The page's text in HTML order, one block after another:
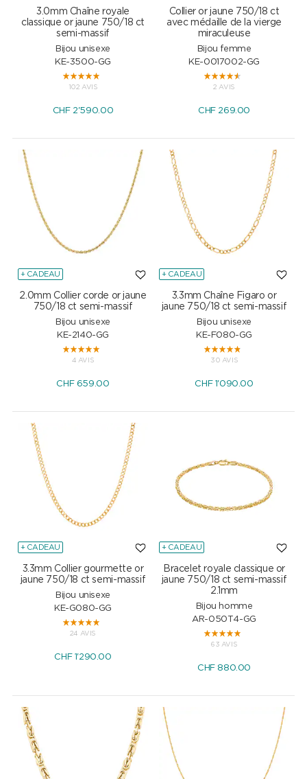
3.0mm Chaîne royale
classique or jaune 750/18 ct
semi-massif
Bijou unisexe
KE-3500-GG
102 AVIS
CHF2'590.00
Collier or jaune 750/18 ct
avec médaille de la vierge
miraculeuse
Bijou femme
KE-0017002-GG
2 AVIS
CHF269.00
+ CADEAU
2.0mm Collier corde or jaune
750/18 ct semi-massif
Bijou unisexe
KE-2140-GG
4 AVIS
CHF659.00
+ CADEAU
3.3mm Chaîne Figaro or
jaune 750/18 ct semi-massif
Bijou unisexe
KE-F080-GG
30 AVIS
CHF1'090.00
+ CADEAU
3.3mm Collier gourmette or
jaune 750/18 ct semi-massif
Bijou unisexe
KE-G080-GG
24 AVIS
CHF1'290.00
+ CADEAU
Bracelet royale classique or
jaune 750/18 ct semi-massif
2.1mm
Bijou homme
AR-050T4-GG
63 AVIS
CHF880.00